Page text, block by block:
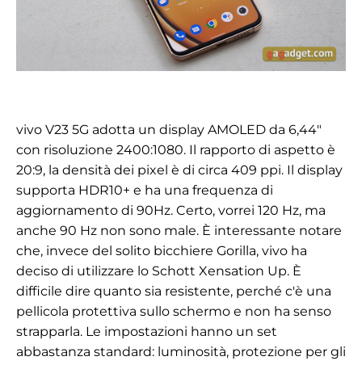
vivo V23 5G adotta un display AMOLED da 6,44"
con risoluzione 2400:1080. Il rapporto di aspetto è
20:9, la densità dei pixel è di circa 409 ppi. Il display
supporta HDR10+ e ha una frequenza di
aggiornamento di 90Hz. Certo, vorrei 120 Hz, ma
anche 90 Hz non sono male. È interessante notare
che, invece del solito bicchiere Gorilla, vivo ha
deciso di utilizzare lo Schott Xensation Up. È
difficile dire quanto sia resistente, perché c'è una
pellicola protettiva sullo schermo e non ha senso
strapparla. Le impostazioni hanno un set
abbastanza standard: luminosità, protezione per gli